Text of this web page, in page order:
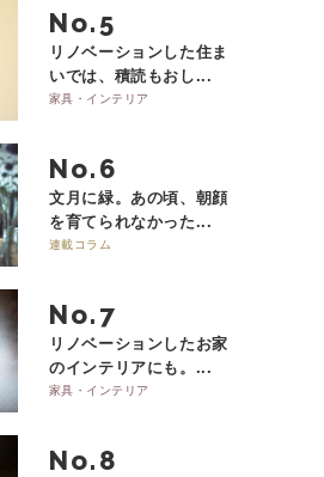
No.
リノベーションした住ま
いでは、積読もおし...
家具・インテリア
No.
文月に緑。あの頃、朝顔
を育てられなかった...
連載コラム
No.
リノベーションしたお家
のインテリアにも。...
家具・インテリア
No.